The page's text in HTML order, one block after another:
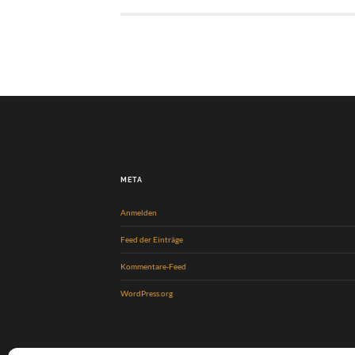
META
Anmelden
Feed der Einträge
Kommentare-Feed
WordPress.org